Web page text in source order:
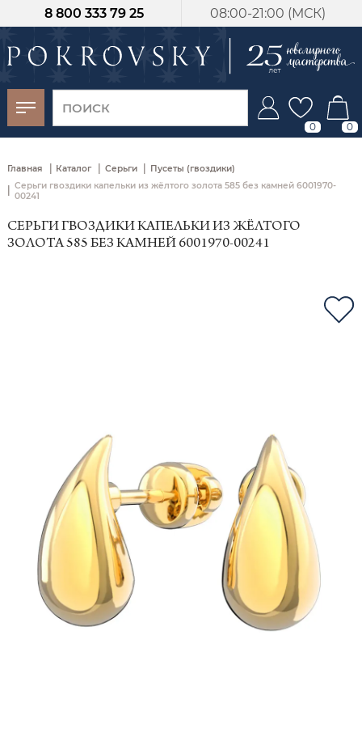
08:00-21:00 (МСК)
8 800 333 79 25
0 0
Главная | Каталог | Серьги | Пусеты (гвоздики)
Серьги гвоздики капельки из жёлтого золота 585 без камней 6001970-
00241
СЕРЬГИ ГВОЗДИКИ КАПЕЛЬКИ ИЗ ЖЁЛТОГО
ЗОЛОТА 585 БЕЗ КАМНЕЙ 6001970-00241
-30%
от 15 дней с
момента оплаты